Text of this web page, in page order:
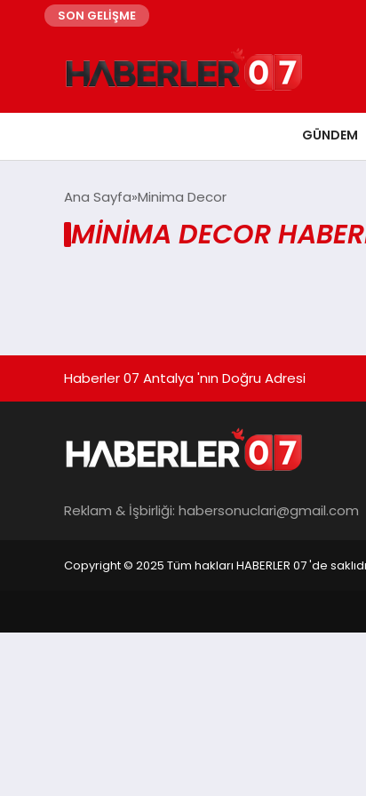
SON GELİŞME
GÜNDEM
Ana Sayfa Minima Decor
MINIMA DECOR
Haberler 07 Antalya 'nın Doğru Adresi
Reklam & İşbirliği: habersonuclari@gmail.com
Copyright © 2025 Tüm hakları HABERLER 07 'de